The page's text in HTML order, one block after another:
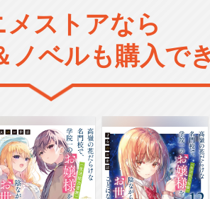
ストアなら
ノベルも購入で